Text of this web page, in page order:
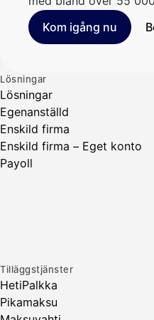
Kom igång nu
Lösningar
Lösningar
Egenanställd
Enskild firma
Enskild firma – Eget konto
Payoll
Tilläggstjänster
HetiPalkka
Pikamaksu